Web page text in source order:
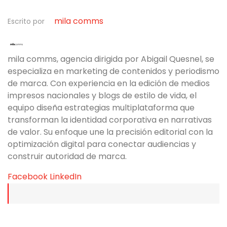
Escrito por mila comms
mila comms, agencia dirigida por Abigail Quesnel, se
especializa en marketing de contenidos y periodismo
de marca. Con experiencia en la edición de medios
impresos nacionales y blogs de estilo de vida, el
equipo diseña estrategias multiplataforma que
transforman la identidad corporativa en narrativas
de valor. Su enfoque une la precisión editorial con la
optimización digital para conectar audiencias y
construir autoridad de marca.
Facebook LinkedIn